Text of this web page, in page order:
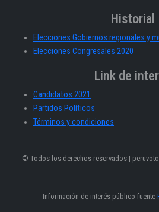
Historial
Elecciones Gobiernos regionales y
Elecciones Congresales 2020
Link de
Candidatos 2021
Partidos Políticos
Términos y condiciones
© Todos los derechos reservados |
Información de interés público fuente